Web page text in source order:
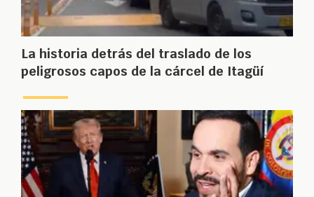
La historia detrás del traslado de los
peligrosos capos de la cárcel de Itagüí